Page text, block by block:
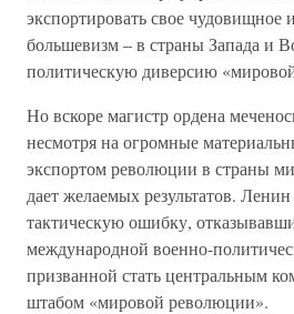
экспортировать свое чудовищное
большевизм – в страны Запада и
политическую диверсию
Но вскоре магистр ордена
несмотря на огромные
экспортом революции в страны
дает желаемых результатов.
тактическую ошибку,
международной военно-
призванной стать центральным
штабом «мировой революции».